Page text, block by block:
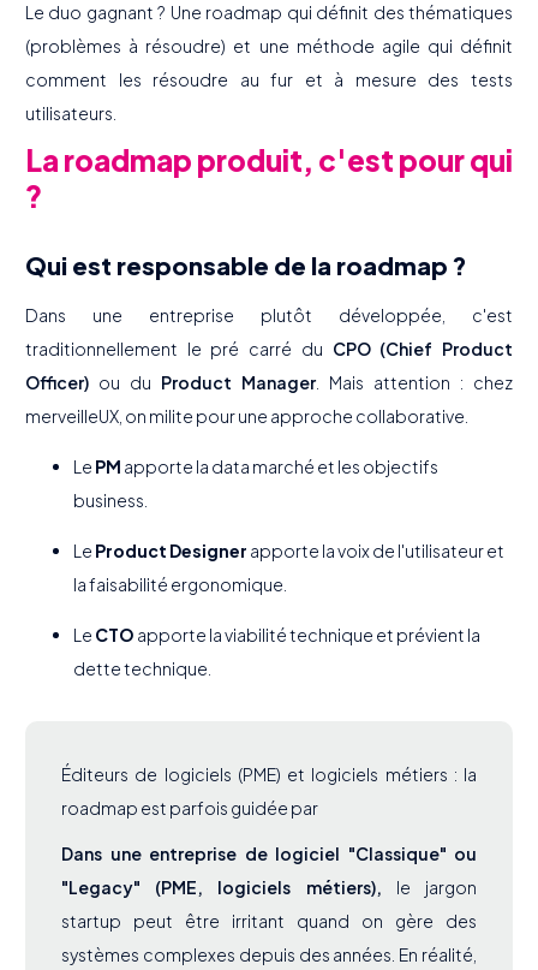
Le duo gagnant ? Une roadmap qui définit des thématiques
(problèmes à résoudre) et une méthode agile qui définit
comment les résoudre au fur et à mesure des tests
utilisateurs.
La roadmap produit, c'est pour qui
?
Qui est responsable de la roadmap ?
Dans une entreprise plutôt développée, c'est
traditionnellement le pré carré du CPO (Chief Product
Officer) ou du Product Manager. Mais attention : chez
merveilleUX, on milite pour une approche collaborative.
Le PM apporte la data marché et les objectifs
business.
Le Product Designer apporte la voix de l'utilisateur et
la faisabilité ergonomique.
Le CTO apporte la viabilité technique et prévient la
dette technique.
Éditeurs de logiciels (PME) et logiciels métiers : la
roadmap est parfois guidée par
Dans une entreprise de logiciel "Classique" ou
"Legacy" (PME, logiciels métiers), le jargon
startup peut être irritant quand on gère des
systèmes complexes depuis des années. En réalité,